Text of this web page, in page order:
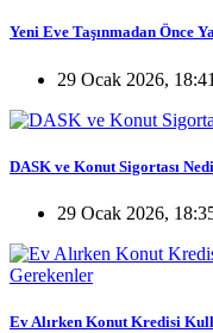
Yeni Eve Taşınmadan Önce
29 Ocak 2026, 18:41
DASK ve Konut Sigortası
29 Ocak 2026,
Ev Alırken Konut Kredisi